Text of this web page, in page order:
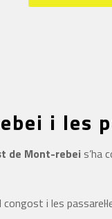
i les
de Mont-rebei s’ha
i les